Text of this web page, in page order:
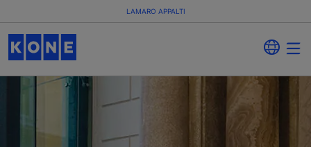
LAMARO APPALTI